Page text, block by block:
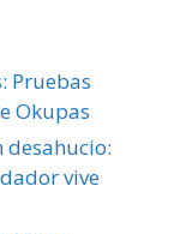
Pruebas
Okupas
desahucio:
vive